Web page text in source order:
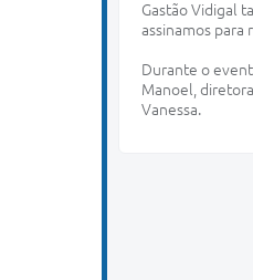
Gastão Vidigal
assinamos para
Durante o
Manoel,
Vanessa.